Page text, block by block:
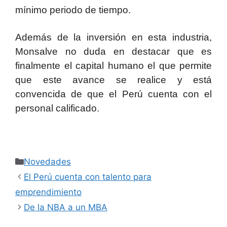
mínimo periodo de tiempo.
Además de la inversión en esta industria,
Monsalve no duda en destacar que es
finalmente el capital humano el que permite
que este avance se realice y está
convencida de que el Perú cuenta con el
personal calificado.
Novedades
El Perú cuenta con talento para
emprendimiento
De la NBA a un MBA